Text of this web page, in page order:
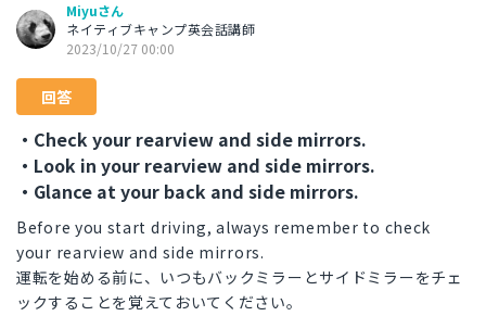
Miyuさん
ネイティブキャンプ英会話講師
2023/10/27 00:00
回答
・Check your rearview and side mirrors.
・Look in your rearview and side mirrors.
・Glance at your back and side mirrors.
Before you start driving, always remember to check
your rearview and side mirrors.
運転を始める前に、いつもバックミラーとサイドミラーをチェ
ックすることを覚えておいてください。